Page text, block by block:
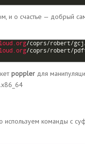
и о счастье — добрый
.org/coprs/robert/gcj
.org/coprs/robert/
poppler для
используем команды с